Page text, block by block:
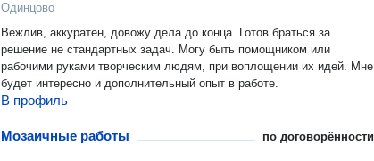
Одинцово
Вежлив, аккуратен, довожу дела до конца. Готов браться за
решение не стандартных задач. Могу быть помощником или
рабочими руками творческим людям, при воплощении их идей. Мне
будет интересно и дополнительный опыт в работе.
В профиль
Мозаичные работы по договорённости